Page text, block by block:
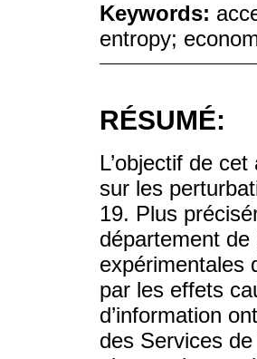
Keywords:
entropy;
RÉSUMÉ:
L’objectif de
sur les
19. Plus
département
expérimentales
par les effets
d’information
des Services